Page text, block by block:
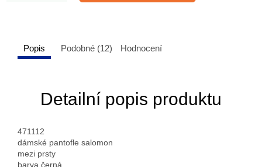
Popis Podobné (12) Hodnocení
Detailní popis produktu
471112
dámské pantofle salomon
mezi prsty
barva černá